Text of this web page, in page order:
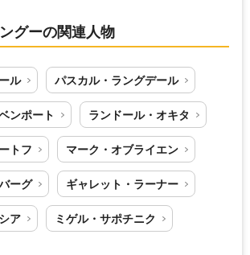
グーの関連人物
ル パスカル・ラングデール
ンポート ランドール・オキタ
トフ マーク・オブライエン
ーグ ギャレット・ラーナー
ア ミゲル・サポチニク